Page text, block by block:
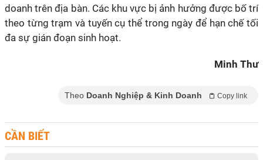
doanh trên địa bàn. Các khu vực bị ảnh hưởng được bố trí
theo từng trạm và tuyến cụ thể trong ngày để hạn chế tối
đa sự gián đoạn sinh hoạt.
Minh Thư
Theo Doanh Nghiệp & Kinh Doanh Copy link
CẦN BIẾT